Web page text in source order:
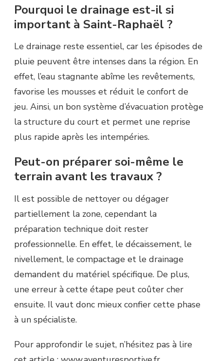
Pourquoi le drainage est-il si
important à Saint-Raphaël ?
Le drainage reste essentiel, car les épisodes de
pluie peuvent être intenses dans la région. En
effet, l’eau stagnante abîme les revêtements,
favorise les mousses et réduit le confort de
jeu. Ainsi, un bon système d’évacuation protège
la structure du court et permet une reprise
plus rapide après les intempéries.
Peut-on préparer soi-même le
terrain avant les travaux ?
Il est possible de nettoyer ou dégager
partiellement la zone, cependant la
préparation technique doit rester
professionnelle. En effet, le décaissement, le
nivellement, le compactage et le drainage
demandent du matériel spécifique. De plus,
une erreur à cette étape peut coûter cher
ensuite. Il vaut donc mieux confier cette phase
à un spécialiste.
Pour approfondir le sujet, n’hésitez pas à lire